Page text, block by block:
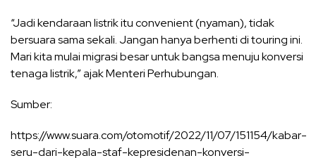
“Jadi kendaraan listrik itu convenient (nyaman), tidak
bersuara sama sekali. Jangan hanya berhenti di touring ini.
Mari kita mulai migrasi besar untuk bangsa menuju konversi
tenaga listrik,” ajak Menteri Perhubungan.
Sumber:
https://www.suara.com/otomotif/2022/11/07/151154/kabar-
seru-dari-kepala-staf-kepresidenan-konversi-